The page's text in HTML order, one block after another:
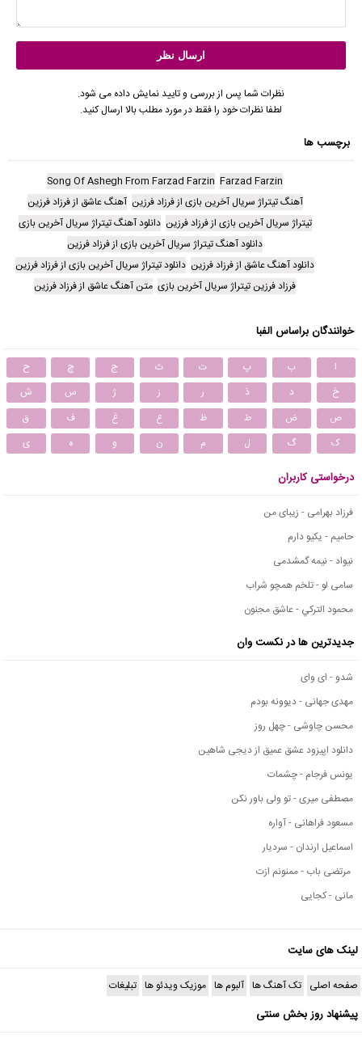
نظرات شما پس از بررسی و تایید نمایش داده می شود.
لطفا نظرات خود را فقط در مورد مطلب بالا ارسال کنید.
برچسب ها
Farzad Farzin
Song Of Ashegh From Farzad Farzin
آهنگ تیتراژ سریال آخرین بازی از فرزاد فرزین آهنگ عاشق از فرزاد فرزین
تیتراژ سریال آخرین بازی از فرزاد فرزین دانلود آهنگ تیتراژ سریال آخرین بازی
دانلود آهنگ تیتراژ سریال آخرین بازی از فرزاد فرزین
دانلود آهنگ عاشق از فرزاد فرزین دانلود تیتراژ سریال آخرین بازی از فرزاد فرزین
فرزاد فرزین تیتراژ سریال آخرین بازی متن آهنگ عاشق از فرزاد فرزین
خوانندگان براساس الفبا
ا ب پ ت ث ج چ
ح
خ
د ذ ر ز ژ س
ش
ص
ض ط ظ ع غ ف
ق
ک
گ ل م ن و ه ی
درخواستی کاربران
فرزاد بهرامی - زیبای من
حامیم - یکیو دارم
نیواد - نیمه گمشدمی
سامی لو - تلخم همچو شراب
محمود التركي - عاشق مجنون
جدیدترین ها در نکست وان
شدو - ای وای
مهدی جهانی - دیوونه بودم
محسن چاوشی - چهل روز
دانلود اپیزود عشق عمیق از دیجی شاهین
یونس فرجام - چشمات
مصطفی میری - تو ولی باور نکن
مسعود فراهانی - آواره
اسماعیل ارندان - سردیار
مرتضی باب - ممنونم ازت
مانی - کجایی
لینک های سایت
صفحه اصلی تک آهنگ ها آلبوم ها موزیک ویدئو ها تبلیغات
پیشنهاد روز بخش سنتی